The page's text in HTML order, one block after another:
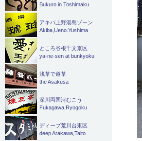
Bukuro in Toshimaku
アキバ上野湯島ゾーン
Akiba,Ueno.Yushima
ところ谷根千文京区
ya-ne-sen at bunkyoku
浅草で道草
the Asakusa
深川両国河むこう
Fukagawa,Ryogoku
ディープ荒川台東区
deep Arakawa,Taito